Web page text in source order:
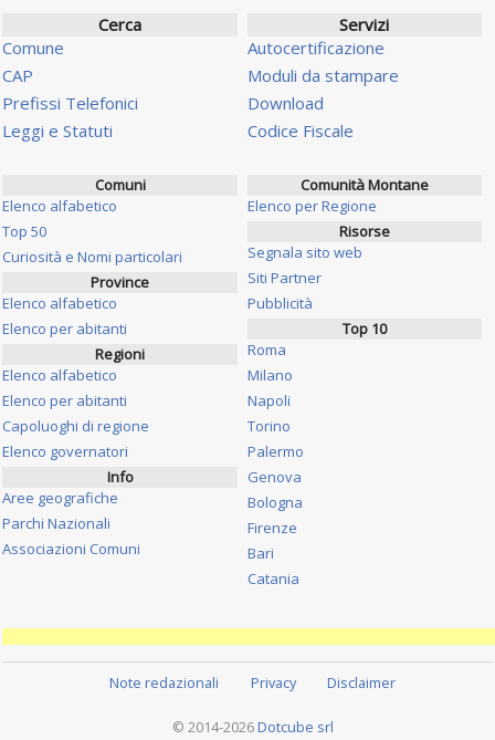
Cerca
Comune
CAP
Prefissi Telefonici
Leggi e Statuti
Servizi
Autocertificazione
Moduli da stampare
Download
Codice Fiscale
Comuni
Elenco alfabetico
Top 50
Curiosità e Nomi particolari
Province
Elenco alfabetico
Elenco per abitanti
Regioni
Elenco alfabetico
Elenco per abitanti
Capoluoghi di regione
Elenco governatori
Info
Aree geografiche
Parchi Nazionali
Associazioni Comuni
Comunità Montane
Elenco per Regione
Risorse
Segnala sito web
Siti Partner
Pubblicità
Top 10
Roma
Milano
Napoli
Torino
Palermo
Genova
Bologna
Firenze
Bari
Catania
Note redazionali Privacy Disclaimer
© 2014-2026 Dotcube srl